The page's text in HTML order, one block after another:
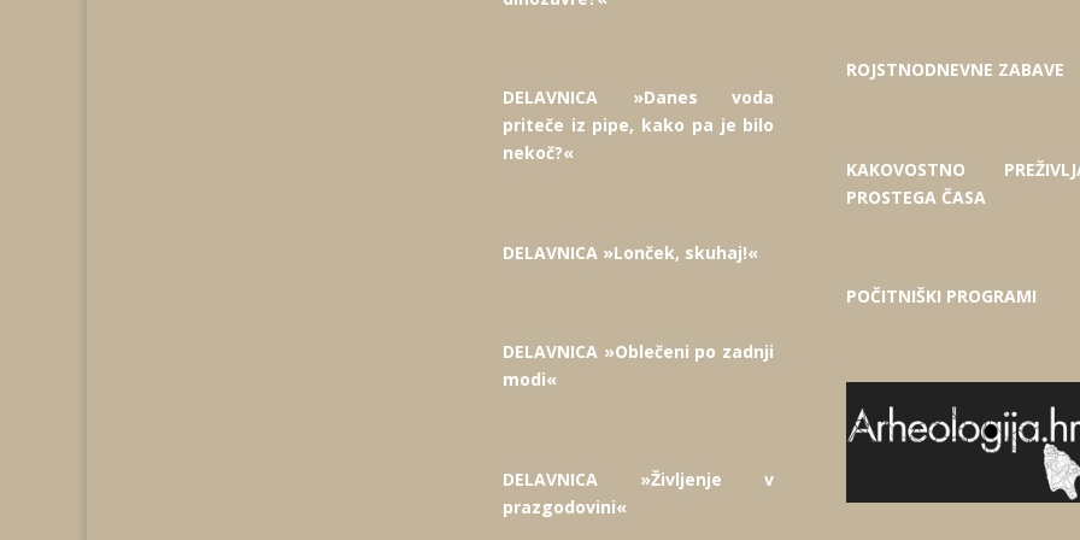
DELAVNICA »Danes voda
priteče iz pipe, kako pa je bilo
nekoč?«
DELAVNICA »Lonček, skuhaj!«
DELAVNICA »Oblečeni po zadnji
modi«
DELAVNICA »Življenje v
prazgodovini«
ROJSTNODNEVNE ZABAVE
KAKOVOSTNO
PROSTEGA ČASA
POČITNIŠKI PROGRAMI